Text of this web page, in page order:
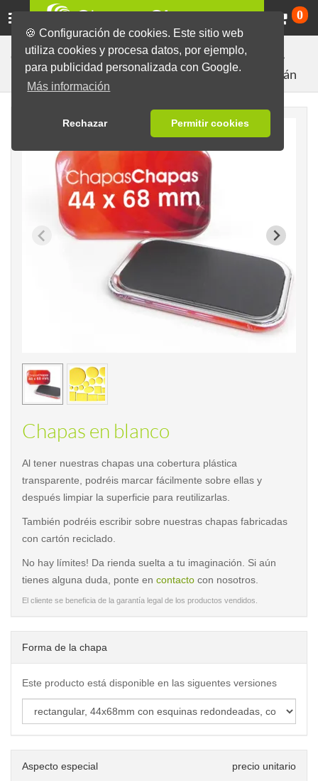
🍪 Configuración de cookies. Este sitio web
utiliza cookies y procesa datos, por ejemplo,
para publicidad personalizada con Google.
Más información
Rechazar Permitir cookies
0
Chapas listas con diseños diversos Chapas en blanco
Chapas con Imán
< /picture>
Chapas en blanco
Al tener nuestras chapas una cobertura plástica
transparente, podréis marcar fácilmente sobre ellas y
después limpiar la superficie para reutilizarlas.
También podréis escribir sobre nuestras chapas fabricadas
con cartón reciclado.
No hay límites! Da rienda suelta a tu imaginación. Si aún
tienes alguna duda, ponte en contacto con nosotros.
El cliente se beneficia de la garantía legal de los productos vendidos.
Forma de la chapa
Este producto está disponible en las siguentes versiones
Aspecto especial precio unitario